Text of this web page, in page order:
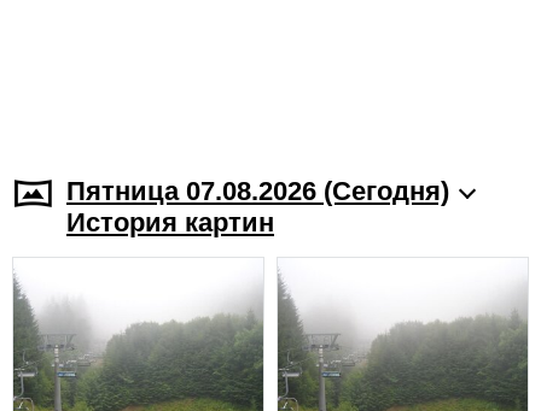
Пятница 07.08.2026 (Cегодня)
История картин